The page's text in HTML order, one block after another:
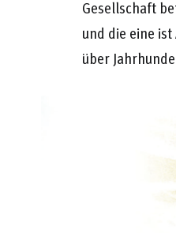
Gesellschaft
und die eine
über